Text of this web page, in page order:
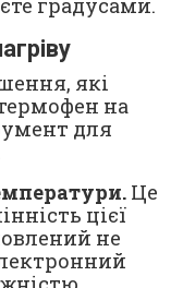
які
на
для
Це
цієї
не